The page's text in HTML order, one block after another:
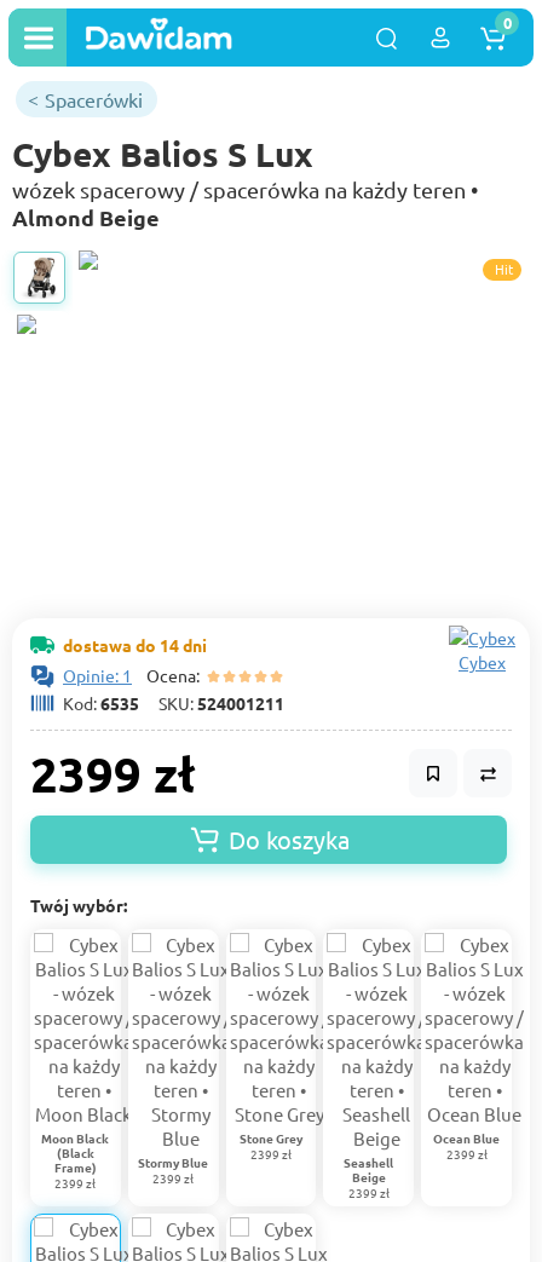
0
Spacerówki
Cybex Balios S Lux
wózek spacerowy / spacerówka na każdy teren •
Almond Beige
Hit
dostawa do 14 dni
Opinie: 1
Ocena:
Kod:6535 SKU:524001211
Cybex
2399 zł
Do koszyka
Twój wybór:
Moon Black
(Black
Frame)
2399 zł
Stormy Blue
2399 zł
Stone Grey
2399 zł
Seashell
Beige
2399 zł
Ocean Blue
2399 zł